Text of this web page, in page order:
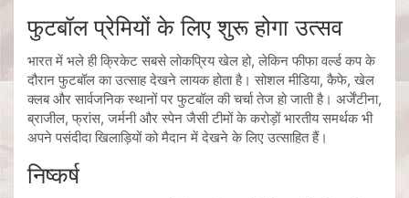
फुटबॉल प्रेमियों के लिए शुरू होगा उत्सव
भारत में भले ही क्रिकेट सबसे लोकप्रिय खेल हो, लेकिन फीफा वर्ल्ड कप के
दौरान फुटबॉल का उत्साह देखने लायक होता है। सोशल मीडिया, कैफे, खेल
क्लब और सार्वजनिक स्थानों पर फुटबॉल की चर्चा तेज हो जाती है। अर्जेंटीना,
ब्राजील, फ्रांस, जर्मनी और स्पेन जैसी टीमों के करोड़ों भारतीय समर्थक भी
अपने पसंदीदा खिलाड़ियों को मैदान में देखने के लिए उत्साहित हैं।
निष्कर्ष